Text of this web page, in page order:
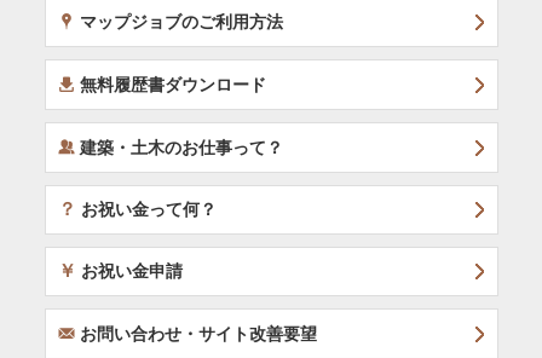
x マップジョブのご利用方法
í 無料履歴書ダウンロード
‰建築・土木のお仕事って？
？ お祝い金って何？
￥ お祝い金申請
Fお問い合わせ・サイト改善要望